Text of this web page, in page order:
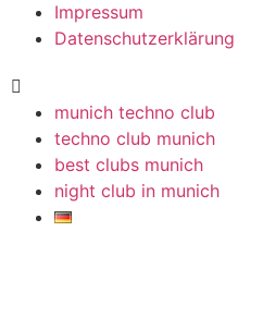
Impressum
Datenschutzerklärung
munich techno club
techno club munich
best clubs munich
night club in munich